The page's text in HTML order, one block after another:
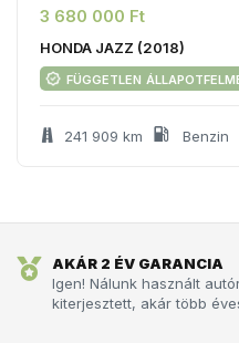
3 680 000 Ft
HONDA JAZZ (2018)
független
241 909 km Benzin
AKÁR 2 ÉV GARANCIA
Igen! Nálunk használt
kiterjesztett, akár több